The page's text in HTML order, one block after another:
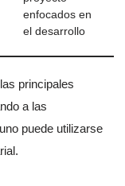
enfocados en
el desarrollo
principales
a las
puede utilizarse